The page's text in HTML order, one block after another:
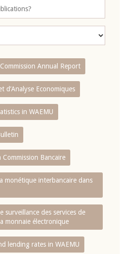
Annual Report
d’Analyse Economiques
in WAEMU
Bancaire
monétique interbancaire dans
surveillance des services de
monnaie électronique
lending rates in WAEMU